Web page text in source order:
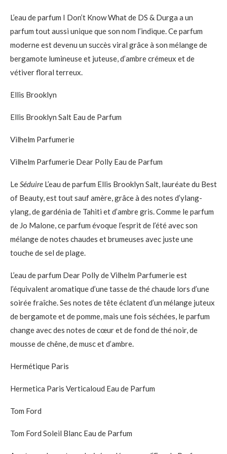
L’eau de parfum I Don’t Know What de DS & Durga a un
parfum tout aussi unique que son nom l’indique. Ce parfum
moderne est devenu un succès viral grâce à son mélange de
bergamote lumineuse et juteuse, d’ambre crémeux et de
vétiver floral terreux.
Ellis Brooklyn
Ellis Brooklyn Salt Eau de Parfum
Vilhelm Parfumerie
Vilhelm Parfumerie Dear Polly Eau de Parfum
LeSéduire L’eau de parfum Ellis Brooklyn Salt, lauréate du Best
of Beauty, est tout sauf amère, grâce à des notes d’ylang-
ylang, de gardénia de Tahiti et d’ambre gris. Comme le parfum
de Jo Malone, ce parfum évoque l’esprit de l’été avec son
mélange de notes chaudes et brumeuses avec juste une
touche de sel de plage.
L’eau de parfum Dear Polly de Vilhelm Parfumerie est
l’équivalent aromatique d’une tasse de thé chaude lors d’une
soirée fraîche. Ses notes de tête éclatent d’un mélange juteux
de bergamote et de pomme, mais une fois séchées, le parfum
change avec des notes de cœur et de fond de thé noir, de
mousse de chêne, de musc et d’ambre.
Hermétique Paris
Hermetica Paris Verticaloud Eau de Parfum
Tom Ford
Tom Ford Soleil Blanc Eau de Parfum